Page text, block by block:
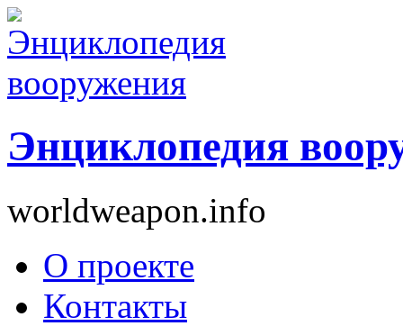
Энциклопедия
worldweapon.info
О проекте
Контакты